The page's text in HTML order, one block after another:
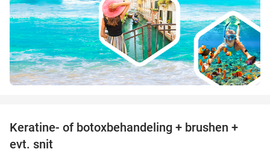
50%
Keratine- of botoxbehandeling + brushen +
evt. snit